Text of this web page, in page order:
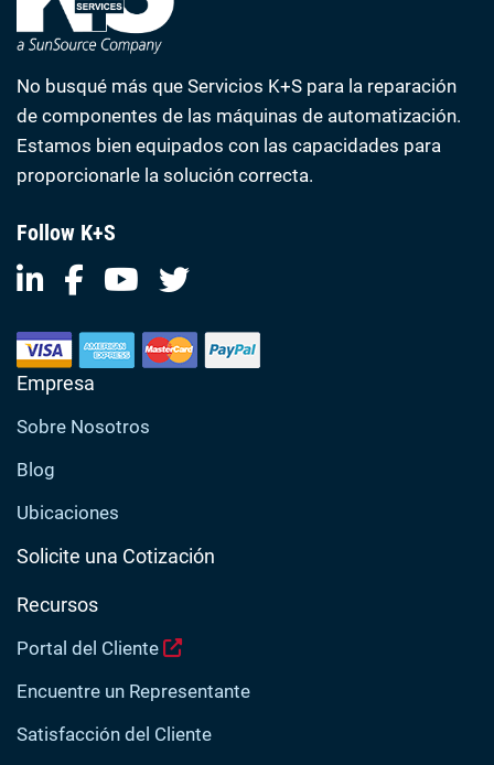
No busqué más que Servicios K+S para la reparación
de componentes de las máquinas de automatización.
Estamos bien equipados con las capacidades para
proporcionarle la solución correcta.
Follow K+S
Empresa
Sobre Nosotros
Blog
Ubicaciones
Solicite una Cotización
Recursos
Portal del Cliente
Encuentre un Representante
Satisfacción del Cliente